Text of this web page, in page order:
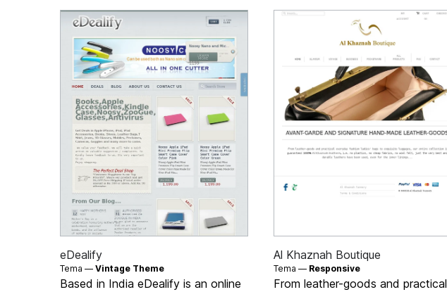
eDealify
Tema —Vintage Theme
Based in India eDealify is an online
Al Khaznah Boutique
Tema — Responsive
From leather-goods and practical